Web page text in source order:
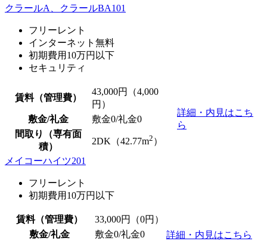
クラールA、クラールBA101
フリーレント
インターネット無料
初期費用10万円以下
セキュリティ
賃料（管理費）
43,000円（4,000
円）
詳細・内見はこち
ら
敷金/礼金 敷金0/礼金0
間取り（専有面
積）
2DK（42.77m2 ）
メイコーハイツ201
フリーレント
初期費用10万円以下
賃料（管理費） 33,000円（0円）
詳細・内見はこちら
敷金/礼金 敷金0/礼金0